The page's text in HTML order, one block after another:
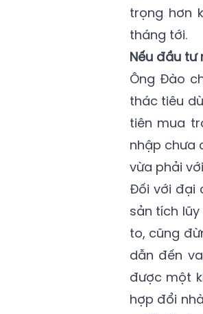
trọng hơn
tháng tới.
Nếu đầu tư
Ông Đào
thác tiêu
tiên mua
nhập chưa
vừa phải
Đối với đại
sản tích
to, cũng
dẫn đến
được một
hợp đổi